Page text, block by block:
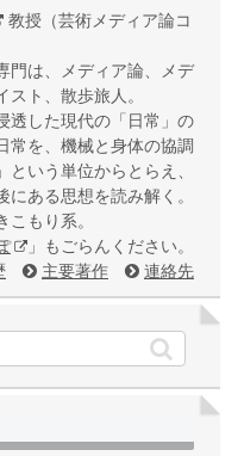
教授（芸術メディア論コ
門は、メディア論、メデ
ト、散歩旅人。
透した現代の「日常」の
常を、機械と身体の協調
いう単位からとらえ、
ある思想を読み解く。
もり系。
」もごらんください。
主要著作 連絡先